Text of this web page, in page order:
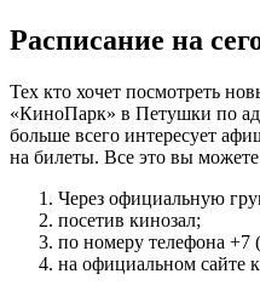
Расписание на
Тех кто хочет посмотреть
«КиноПарк» в Петушки по
больше всего интересует
на билеты. Все это вы
Через официальную
посетив кинозал;
по номеру телефона +7
на официальном сайте